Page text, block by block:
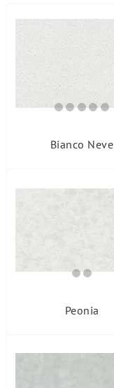
Изделия
Месторождение
Bianco Neve
Peonia